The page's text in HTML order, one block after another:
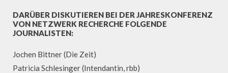
DARÜBER DISKUTIEREN BEI DER JAHRESKONFERENZ
VON NETZWERK RECHERCHE FOLGENDE
JOURNALISTEN:
Jochen Bittner (Die Zeit)
Patricia Schlesinger (Intendantin, rbb)